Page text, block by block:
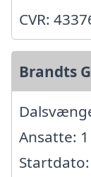
CVR:
Brandts
Ansatte: 1